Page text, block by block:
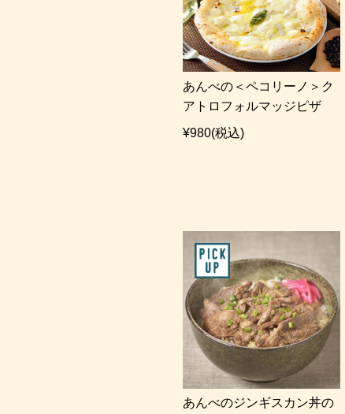
あんべの＜ペコリーノ＞ク
アトロフォルマッジピザ
¥980(税込)
あんべのジンギスカン丼の